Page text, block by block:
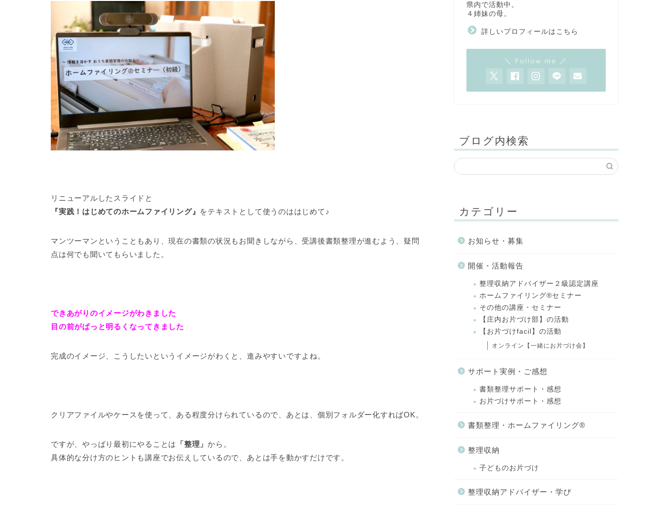
リニューアルしたスライドと
『実践！はじめてのホームファイリング』 をテキストとして使うのははじめて♪
マンツーマンということもあり、現在の書類の状況もお聞きしながら、受講後書類整理が進むよう、疑問
点は何でも聞いてもらいました。
できあがりのイメージがわきました
目の前がぱっと明るくなってきました
完成のイメージ、こうしたいというイメージがわくと、進みやすいですよね。
クリアファイルやケースを使って、ある程度分けられているので、あとは、個別フォルダー化すればOK。
ですが、やっぱり最初にやることは 「整理」から。
具体的な分け方のヒントも講座でお伝えしているので、あとは手を動かすだけです。
県内で活動中。
４姉妹の母。
詳しいプロフィールはこちら
＼ Follow me ／
ブログ内検索
カテゴリー
お知らせ・募集
開催・活動報告
整理収納アドバイザー２級認定講座
ホームファイリング®セミナー
その他の講座・セミナー
【庄内お片づけ部】の活動
【お片づけfacil】の活動
オンライン【一緒にお片づけ会】
サポート実例・ご感想
書類整理サポート・感想
お片づけサポート・感想
書類整理・ホームファイリング®
整理収納
子どものお片づけ
整理収納アドバイザー・学び